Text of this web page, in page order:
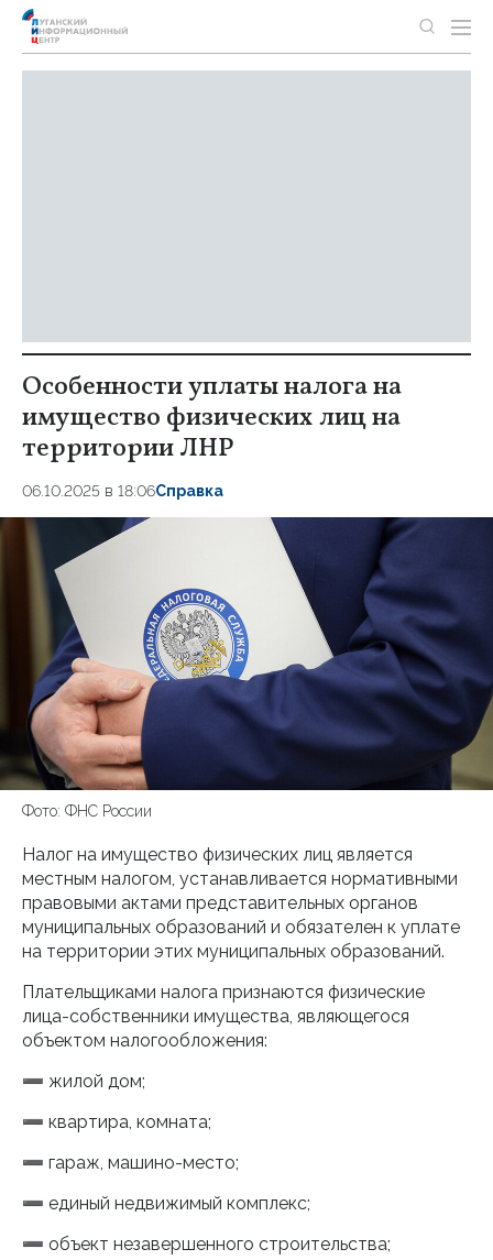
Особенности уплаты налога на
имущество физических лиц на
территории ЛНР
06.10.2025 в 18:06Справка
Фото: ФНС России
Налог на имущество физических лиц является
местным налогом, устанавливается нормативными
правовыми актами представительных органов
муниципальных образований и обязателен к уплате
на территории этих муниципальных образований.
Плательщиками налога признаются физические
лица-собственники имущества, являющегося
объектом налогообложения:
➖ жилой дом;
➖ квартира, комната;
➖ гараж, машино-место;
➖ единый недвижимый комплекс;
➖ объект незавершенного строительства;